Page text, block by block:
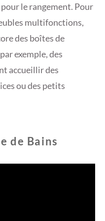
le rangement. Pour
multifonctions,
des boîtes de
exemple, des
accueillir des
ou des petits
de Bains